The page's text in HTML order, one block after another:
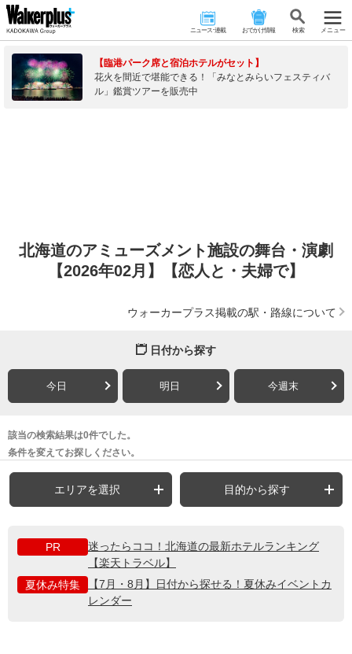
ニュース･連載 おでかけ情報 検 索 メニュー
【臨港パーク席と宿泊ホテルがセット】
花火を間近で堪能できる！「みなとみらいフェスティバ
ル」鑑賞ツアーを販売中
北海道のアミューズメント施設の舞台・演劇
【2026年02月】【恋人と・夫婦で】
ウォーカープラス掲載の駅・路線について
日付から探す
今日 明日 今週末
該当の検索結果は0件でした。
条件を変えてお探しください。
エリアを選択 目的から探す
PR
迷ったらココ！北海道の最新ホテルランキング
【楽天トラベル】
夏休み特集
【7月・8月】日付から探せる！夏休みイベントカ
レンダー